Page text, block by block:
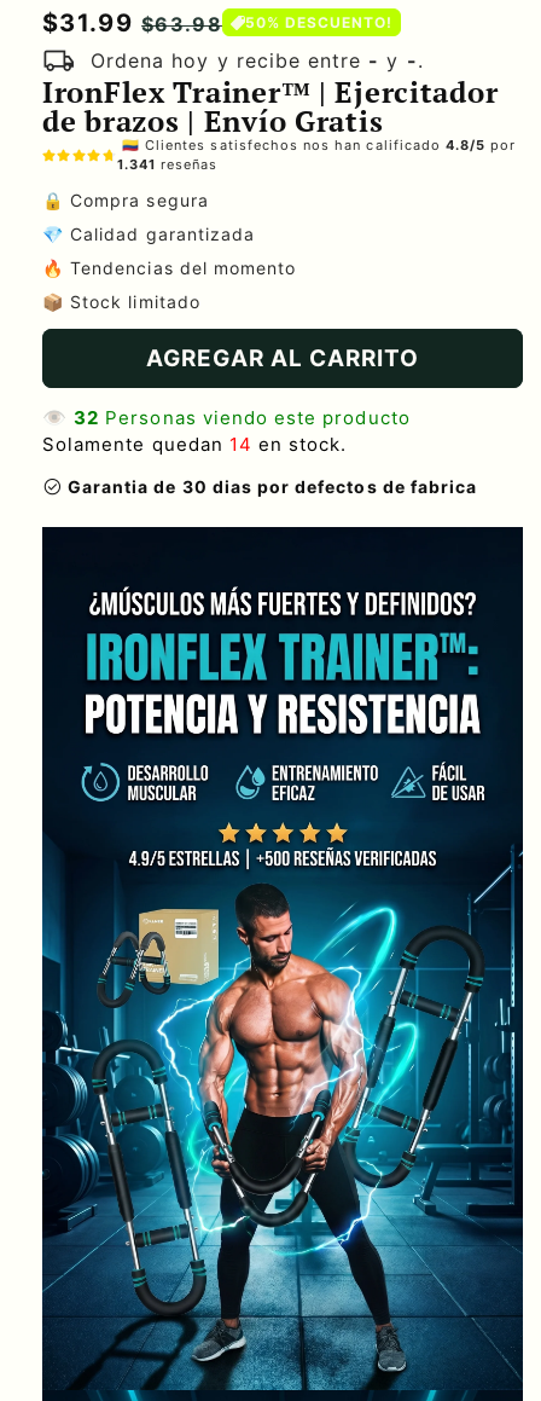
Precio
habitual
$31.99 Precio
de
oferta
$63.98 50% DESCUENTO!
local_shipping Ordena hoy y recibe entre - y -.
IronFlex Trainer™ | Ejercitador
de brazos | Envío Gratis
🇨🇴 Clientes satisfechos nos han calificado4.8/5por
1.341reseñas
🔒 Compra segura
💎 Calidad garantizada
🔥 Tendencias del momento
📦 Stock limitado
AGREGAR AL CARRITO
👁️ 32 Personas viendo este producto
Solamente quedan 14 en stock.
check_circle Garantia de 30 dias por defectos de fabrica